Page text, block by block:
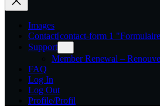
Images
Contact[contact-form 1
Support
Member Renewal –
FAQ
Log In
Log Out
Profile/Profil